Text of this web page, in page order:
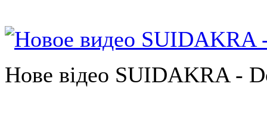
Нове відео SUIDAKRA -